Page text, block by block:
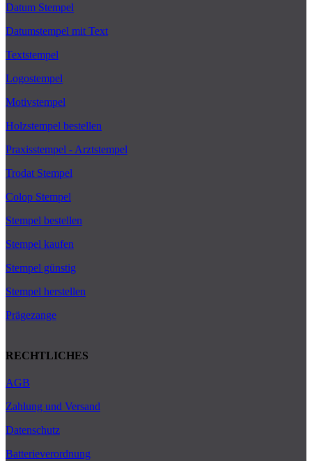
Datum Stempel
Datumstempel mit Text
Textstempel
Logostempel
Motivstempel
Holzstempel bestellen
Praxisstempel - Arztstempel
Trodat Stempel
Colop Stempel
Stempel bestellen
Stempel kaufen
Stempel günstig
Stempel herstellen
Prägezange
RECHTLICHES
AGB
Zahlung und Versand
Datenschutz
Batterieverordnung